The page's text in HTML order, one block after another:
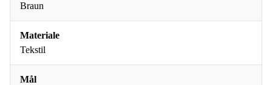
Braun
Materiale
Tekstil
Mål